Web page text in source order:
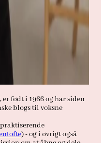
er født i 1966 og har siden
blogs til voksne
) - og i øvrigt også